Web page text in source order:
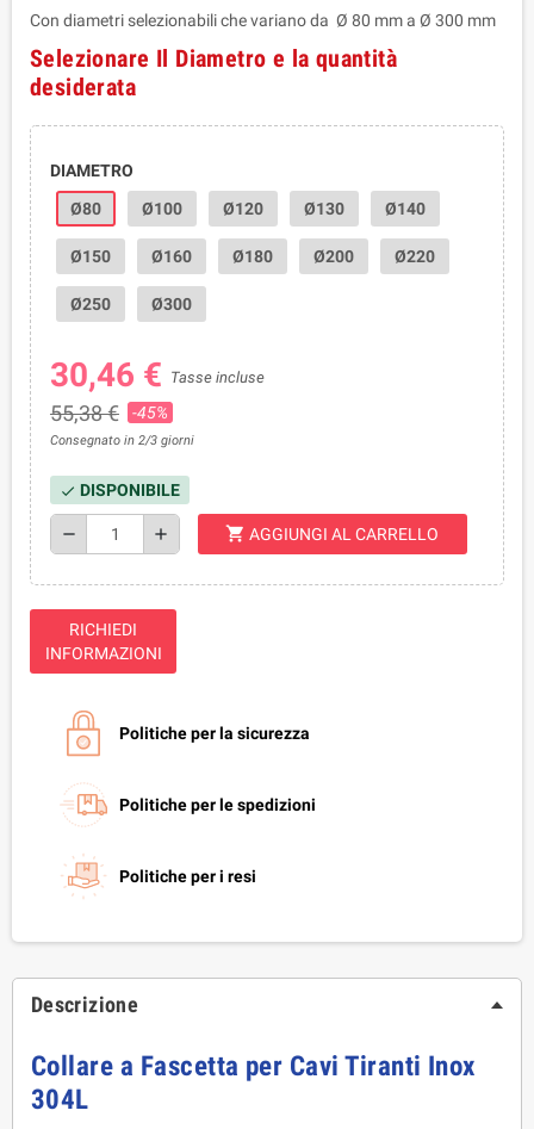
Con diametri selezionabili che variano da Ø 80 mm a Ø 300 mm
Selezionare Il Diametro e la quantità
desiderata
DIAMETRO
Ø80
Ø100 Ø120 Ø130 Ø140
Ø150 Ø160 Ø180 Ø200 Ø220
Ø250 Ø300
30,46 € Tasse incluse
55,38 € -45%
Consegnato in 2/3 giorni
check DISPONIBILE
remove add shopping_cart AGGIUNGI AL CARRELLO
RICHIEDI
INFORMAZIONI
Politiche per la sicurezza
Politiche per le spedizioni
Politiche per i resi
Descrizione
Collare a Fascetta per Cavi Tiranti Inox
304L